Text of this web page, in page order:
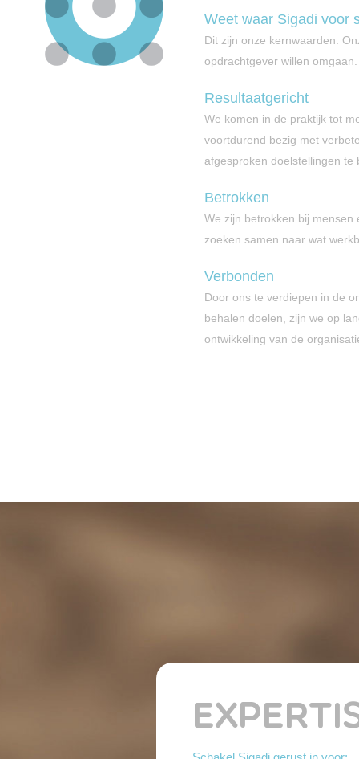
Weet waar Sigadi voor
Dit zijn onze kernwaarden.
opdrachtgever willen omgaan.
Resultaatgericht
We komen in de praktijk tot
voortdurend bezig met
afgesproken doelstellingen te
Betrokken
We zijn betrokken bij mensen
zoeken samen naar wat
Verbonden
Door ons te verdiepen in de
behalen doelen, zijn we op
ontwikkeling van de